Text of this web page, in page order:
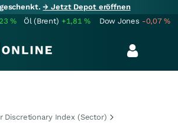
→ Jetzt Depot eröffnen
% Öl (Brent) +1,81% Dow Jones -0,07%
Discretionary Index (Sector)